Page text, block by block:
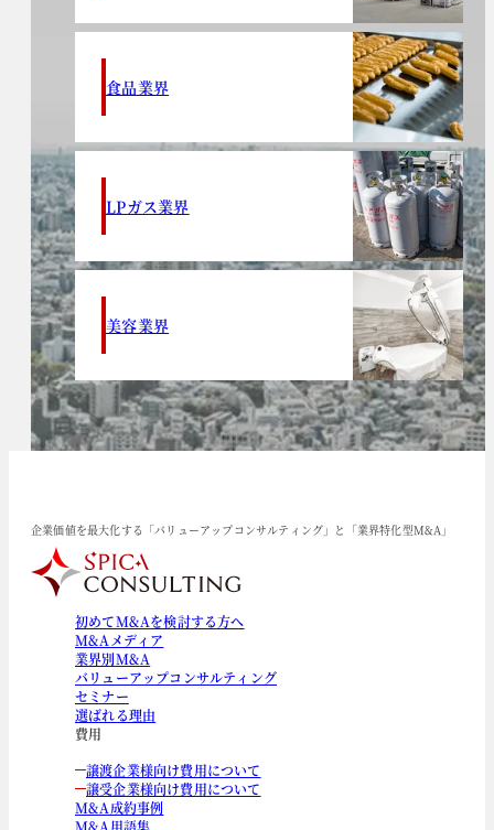
食品業界
LPガス業界
美容業界
企業価値を最大化する「バリューアップコンサルティング」と「業界特化型M&A」
初めてM&Aを検討する方へ
M&Aメディア
業界別M&A
バリューアップコンサルティング
セミナー
選ばれる理由
費用
譲渡企業様向け費用について
譲受企業様向け費用について
M&A成約事例